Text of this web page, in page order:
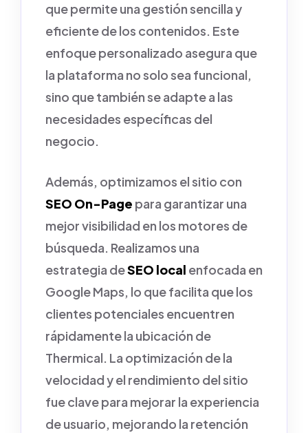
que permite una gestión sencilla y
eficiente de los contenidos. Este
enfoque personalizado asegura que
la plataforma no solo sea funcional,
sino que también se adapte a las
necesidades específicas del
negocio.
Además, optimizamos el sitio con
SEO On-Page para garantizar una
mejor visibilidad en los motores de
búsqueda. Realizamos una
estrategia deSEO local enfocada en
Google Maps, lo que facilita que los
clientes potenciales encuentren
rápidamente la ubicación de
Thermical. La optimización de la
velocidad y el rendimiento del sitio
fue clave para mejorar la experiencia
de usuario, mejorando la retención